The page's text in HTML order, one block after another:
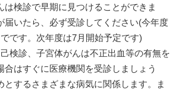
は検診で早期に見つけることができま
届いたら、必ず受診してください(今年度
です。次年度は7月開始予定です)
検診、子宮体がんは不正出血等の有無を
合はすぐに医療機関を受診しましょう
とするさまざまな病気に関係します。ま